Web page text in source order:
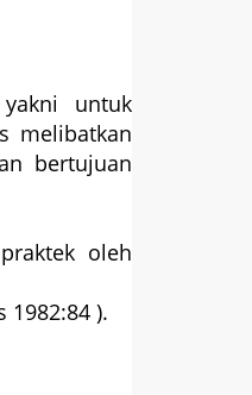
untuk
melibatkan
bertujuan
oleh
1982:84 ).